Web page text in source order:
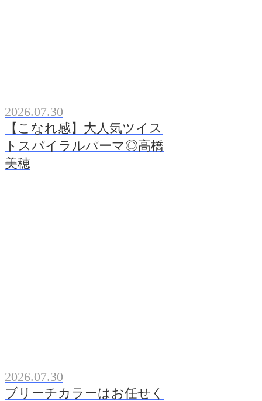
2026.07.30
【こなれ感】大人気ツイス
トスパイラルパーマ◎高橋
美穂
2026.07.30
ブリーチカラーはお任せく